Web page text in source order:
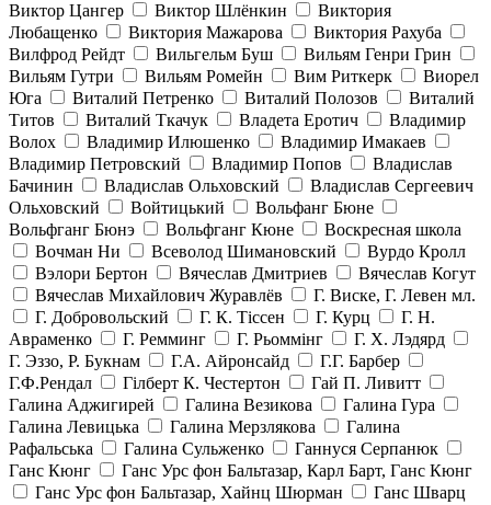
Виктор Цангер
Виктор Шлёнкин
Виктория
Любащенко
Виктория Мажарова
Виктория Рахуба
Вилфрод Рейдт
Вильгельм Буш
Вильям Генри Грин
Вильям Гутри
Вильям Ромейн Вим Риткерк
Виорел
Юга
Виталий Петренко Виталий Полозов
Виталий
Титов
Виталий Ткачук Владета Еротич
Владимир
Волох
Владимир Илюшенко
Владимир Имакаев
Владимир Петровский
Владимир Попов
Владислав
Бачинин
Владислав Ольховский
Владислав Сергеевич
Ольховский
Войтицький
Вольфанг Бюне
Вольфганг Бюнэ
Вольфганг Кюне
Воскресная школа
Вочман Ни
Всеволод Шимановский
Вурдо Кролл
Вэлори Бертон
Вячеслав Дмитриев
Вячеслав Когут
Вячеслав Михайлович Журавлёв
Г. Виске, Г. Левен мл.
Г. Добровольский
Г. К. Тiссен Г. Курц
Г. Н.
Авраменко
Г. Ремминг Г. Рьоммінг
Г. Х. Лэдярд
Г. Эззо, Р. Букнам
Г.А. Айронсайд
Г.Г. Барбер
Г.Ф.Рендал
Гілберт К. Честертон
Гай П. Ливитт
Галина Аджигирей
Галина Везикова
Галина Гура
Галина Левицька
Галина Мерзлякова
Галина
Рафальська
Галина Сульженко
Ганнуся Серпанюк
Ганс Кюнг
Ганс Урс фон Бальтазар, Карл Барт, Ганс Кюнг
Ганс Урс фон Бальтазар, Хайнц Шюрман
Ганс Шварц